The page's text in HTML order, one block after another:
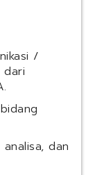
/
dari
dan